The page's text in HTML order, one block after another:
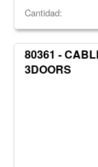
Cantidad:
80361 -
3DOORS